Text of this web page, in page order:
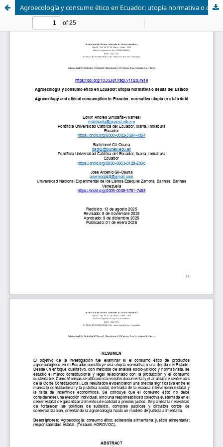
Agroecología y consumo ético en Ecuador: utopía normativa o deuda del Estado